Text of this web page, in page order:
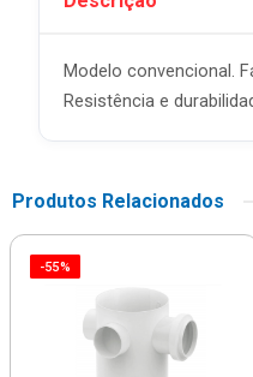
Modelo convencional.
Resistência e
Produtos Relacionados
-55%